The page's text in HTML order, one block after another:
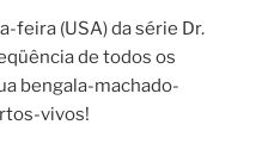
feira (USA) da série Dr.
de todos os
bengala-machado-
vivos!